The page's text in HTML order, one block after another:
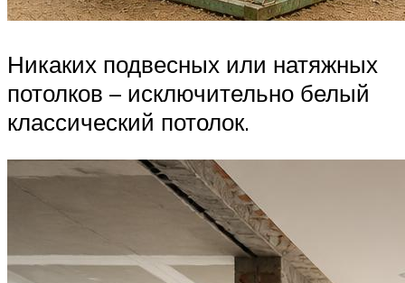
Никаких подвесных или натяжных
потолков – исключительно белый
классический потолок.